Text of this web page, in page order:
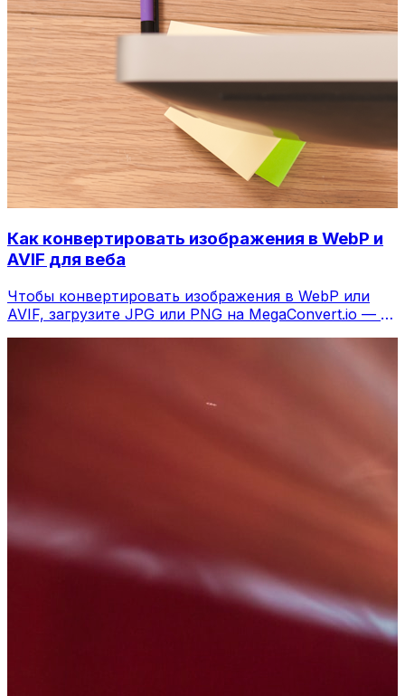
Как конвертировать изображения в WebP и
AVIF для веба
Чтобы конвертировать изображения в WebP или
AVIF, загрузите JPG или PNG на MegaConvert.io — на